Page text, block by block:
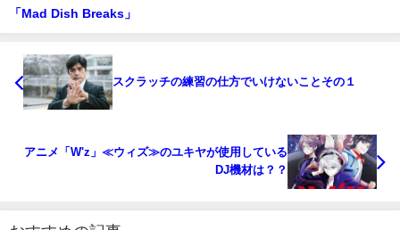
「Mad Dish Breaks」
スクラッチの練習の仕方でいけないことその１
アニメ「W'z」≪ウィズ≫のユキヤが使用している
DJ機材は？？